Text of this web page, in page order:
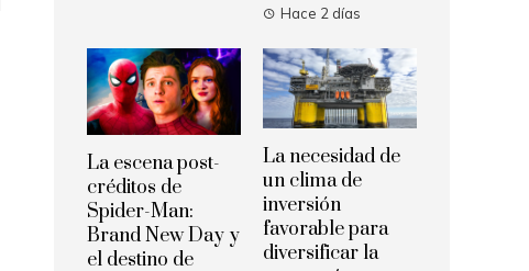
Hace 2 días
La escena post-
créditos de
Spider-Man:
Brand New Day y
el destino de
La necesidad de
un clima de
inversión
favorable para
diversificar la